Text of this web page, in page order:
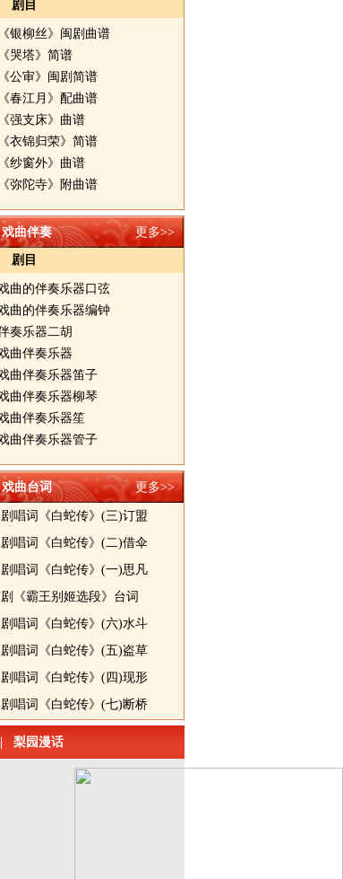
剧目
《银柳丝》闽剧曲谱
《哭塔》简谱
《公审》闽剧简谱
《春江月》配曲谱
《强支床》曲谱
《衣锦归荣》简谱
《纱窗外》曲谱
《弥陀寺》附曲谱
更多>>
戏曲伴奏
剧目
曲的伴奏乐器口弦
曲的伴奏乐器编钟
奏乐器二胡
曲伴奏乐器
曲伴奏乐器笛子
曲伴奏乐器柳琴
曲伴奏乐器笙
曲伴奏乐器管子
更多>>
戏曲台词
唱词《白蛇传》(三)订盟
唱词《白蛇传》(二)借伞
唱词《白蛇传》(一)思凡
《霸王别姬选段》台词
唱词《白蛇传》(六)水斗
唱词《白蛇传》(五)盗草
唱词《白蛇传》(四)现形
唱词《白蛇传》(七)断桥
梨园漫话